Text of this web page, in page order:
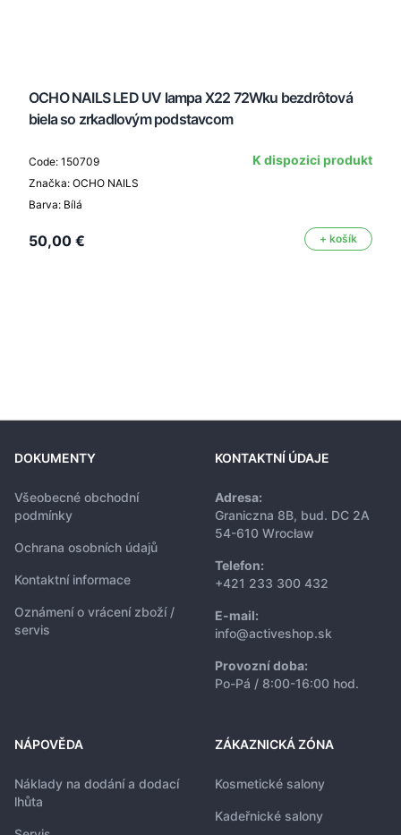
OCHO NAILS LED UV lampa X22 72Wku bezdrôtová
biela so zrkadlovým podstavcom
Code: 150709
Značka: OCHO NAILS
Barva: Bílá
K dispozici produkt
50,00 € + košík
DOKUMENTY
Všeobecné obchodní
podmínky
Ochrana osobních údajů
Kontaktní informace
Oznámení o vrácení zboží /
servis
KONTAKTNÍ ÚDAJE
Adresa:
Graniczna 8B, bud. DC 2A
54-610 Wrocław
Telefon:
+421 233 300 432
E-mail:
info@activeshop.sk
Provozní doba:
Po-Pá / 8:00-16:00 hod.
NÁPOVĚDA
Náklady na dodání a dodací
lhůta
ZÁKAZNICKÁ ZÓNA
Kosmetické salony
Kadeřnické salony